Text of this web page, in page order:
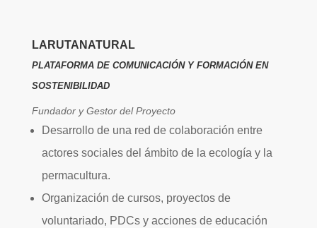
LARUTANATURAL
PLATAFORMA DE COMUNICACIÓN Y FORMACIÓN EN
SOSTENIBILIDAD
Fundador y Gestor del Proyecto
Desarrollo de una red de colaboración entre
actores sociales del ámbito de la ecología y la
permacultura.
Organización de cursos, proyectos de
voluntariado, PDCs y acciones de educación